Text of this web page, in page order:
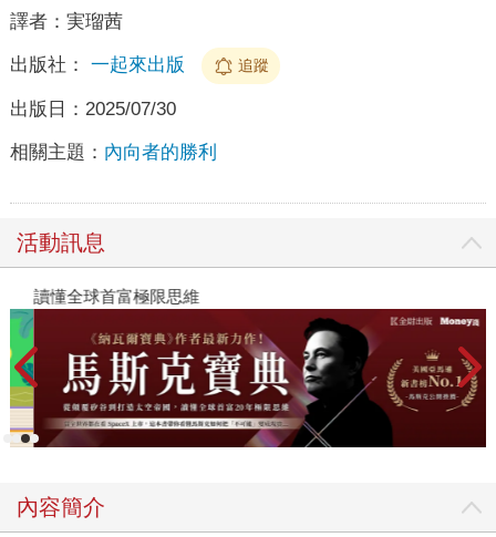
譯者： 実瑠茜
出版社： 一起來出版 追蹤
出版日： 2025/07/30
相關主題： 內向者的勝利
活動訊息
讀懂全球首富極限思維
內容簡介